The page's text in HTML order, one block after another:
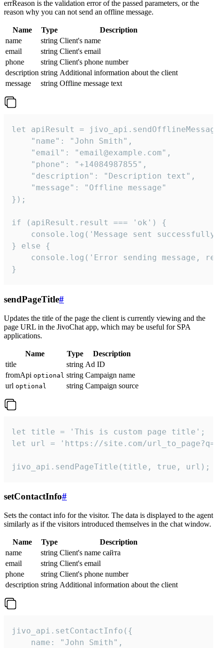
errReason is the validation error of the passed parameters, or the
reason why you can not send an offline message.
Name Type
Description
name
string Client's name
email
string Client's email
phone
string Client's phone number
description string Additional information about the client
message
string Offline message text
let apiResult =
    "name": "John Smith",
    "email": "email@example.com",
    "phone": "+14084987855",
    "description": "Description text",
    "message": "Offline message"
});
if (apiResult.result === 'ok') {
console.log('Message sent
} else {
console.log('Error sending message,
}
sendPageTitle#
Updates the title of the page the client is currently viewing and the
page URL in the JivoChat app, which may be useful for SPA
applications.
Name Type
Description
title
string Ad ID
fromApi optional string Campaign name
url optional string Campaign source
let title = 'This is custom page title';
let url = 'https://site.com/
jivo_api.sendPageTitle(title, true, url);
setContactInfo#
Sets the contact info for the visitor. The data is displayed to the agent
similarly as if the visitors introduced themselves in the chat window.
Name Type
Description
name
string Client's name сайта
email
string Client's email
phone
string Client's phone number
description string Additional information about the client
jivo_api.setContactInfo({
    name: "John Smith",